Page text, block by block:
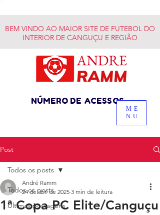
BEM VINDO AO MAIOR SITE DE FUTEBOL DO
INTERIOR DE CANGUÇU E REGIÃO
NÚMERO DE ACESSOS
ME
NU
Post
Todos os posts
Últimas postagens
Todos os posts
1ª Copa PC Elite/Canguçu
André Ramm
24 de abr. de 2025 3 min de leitura